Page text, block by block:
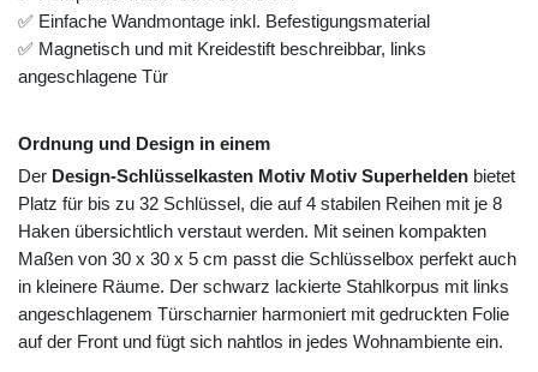
✅ Einfache Wandmontage inkl. Befestigungsmaterial
✅ Magnetisch und mit Kreidestift beschreibbar, links
angeschlagene Tür
Ordnung und Design in einem
Der Design-Schlüsselkasten Motiv Motiv Superhelden bietet
Platz für bis zu 32 Schlüssel, die auf 4 stabilen Reihen mit je 8
Haken übersichtlich verstaut werden. Mit seinen kompakten
Maßen von 30 x 30 x 5 cm passt die Schlüsselbox perfekt auch
in kleinere Räume. Der schwarz lackierte Stahlkorpus mit links
angeschlagenem Türscharnier harmoniert mit gedruckten Folie
auf der Front und fügt sich nahtlos in jedes Wohnambiente ein.